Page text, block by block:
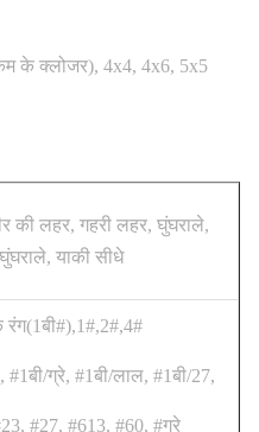
के क्लोजर), 4x4, 4x6, 5x5
की लहर, गहरी लहर, घुंघराले,
याकी सीधे
रंग(1बी#),1#,2#,4#
#1बी/ग्रे, #1बी/लाल, #1बी/27,
#27, #613, #60, #ग्रे